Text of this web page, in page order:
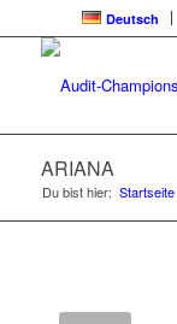
Deutsch
ARIANA
Du bist hier: Startseite